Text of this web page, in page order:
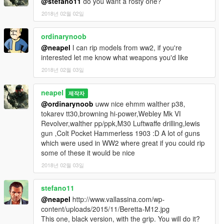
2018년 02월 02일
ordinarynoob
@neapel I can rip models from ww2, if you're
interested let me know what weapons you'd like
2018년 02월 03일
neapel 제작자
@ordinarynoob uww nice ehmm walther p38,
tokarev tt30,browning hi-power,Webley Mk VI
Revolver,walther pp/ppk,M30 Luftwaffe drilling,lewis
gun ,Colt Pocket Hammerless 1903 :D A lot of guns
which were used in WW2 where great if you could rip
some of these it would be nice
2018년 02월 03일
stefano11
@neapel http://www.vallassina.com/wp-
content/uploads/2015/11/Beretta-M12.jpg
This one, black version, with the grip. You will do it?